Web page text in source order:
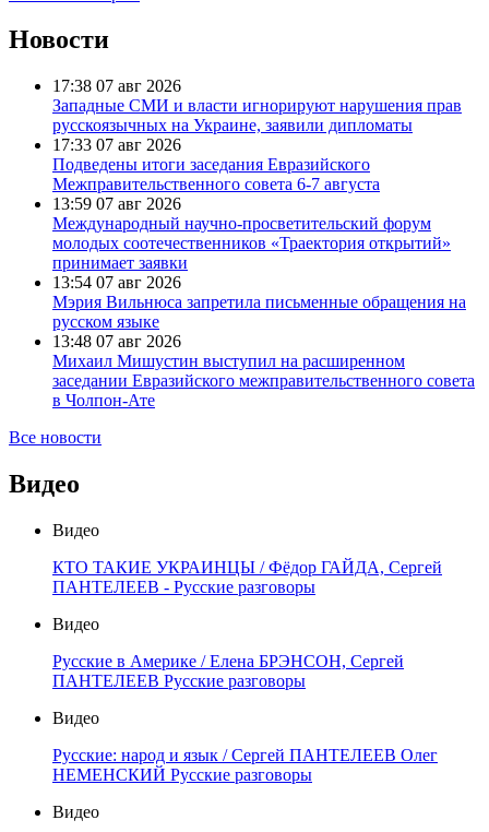
Новости
17:38 07 авг 2026
Западные СМИ и власти игнорируют нарушения прав
русскоязычных на Украине, заявили дипломаты
17:33 07 авг 2026
Подведены итоги заседания Евразийского
Межправительственного совета 6-7 августа
13:59 07 авг 2026
Международный научно-просветительский форум
молодых соотечественников «Траектория открытий»
принимает заявки
13:54 07 авг 2026
Мэрия Вильнюса запретила письменные обращения на
русском языке
13:48 07 авг 2026
Михаил Мишустин выступил на расширенном
заседании Евразийского межправительственного совета
в Чолпон-Ате
Все новости
Видео
Видео
КТО ТАКИЕ УКРАИНЦЫ / Фёдор ГАЙДА, Сергей
ПАНТЕЛЕЕВ - Русские разговоры
Видео
Русские в Америке / Елена БРЭНСОН, Сергей
ПАНТЕЛЕЕВ Русские разговоры
Видео
Русские: народ и язык / Сергей ПАНТЕЛЕЕВ Олег
НЕМЕНСКИЙ Русские разговоры
Видео